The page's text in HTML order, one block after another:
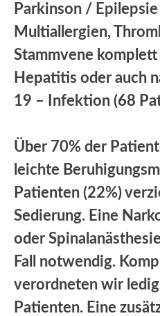
Parkinson / Epilepsie
Multiallergien,
Stammvene
Hepatitis oder auch
19 – Infektion (68
Über 70% der
leichte
Patienten (22%)
Sedierung. Eine
oder
Fall notwendig.
verordneten wir
Patienten. Eine